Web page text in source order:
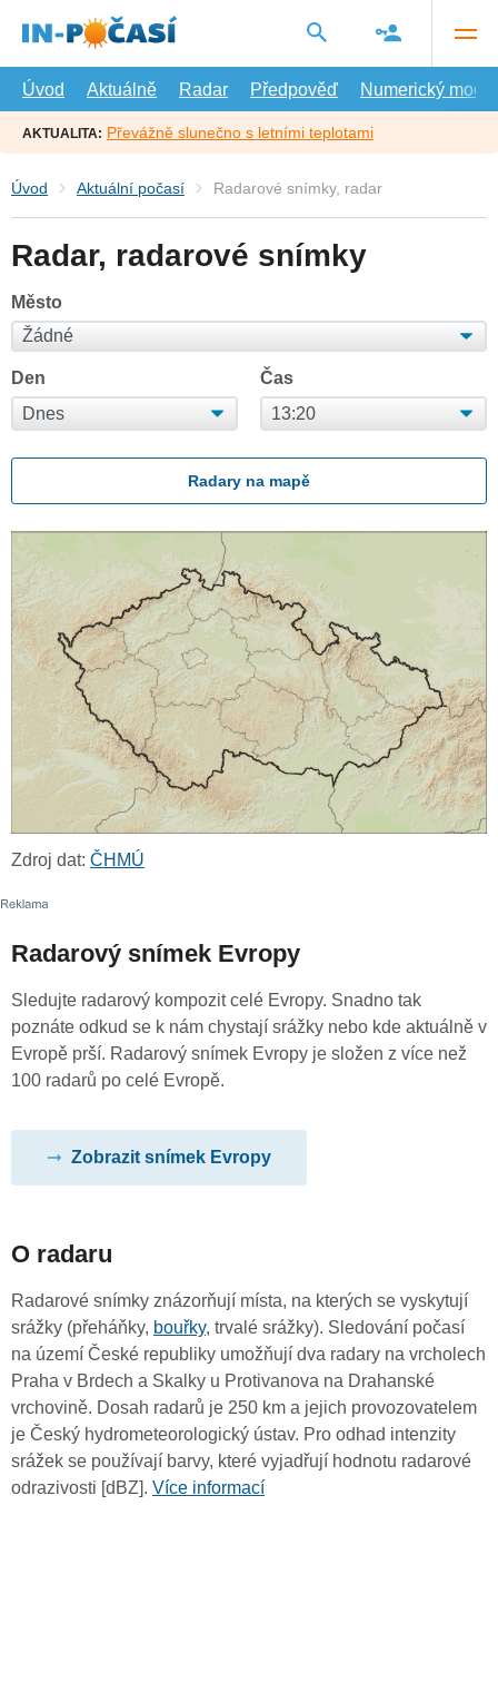
hlavní
Úvod
Aktuálně Radar Předpověď Numerický model
AKTUALITA: Převážně slunečno s letními teplotami
Úvod Aktuální počasí Radarové snímky, radar
Radar, radarové snímky
Město
Den Čas
Radary na mapě
Zdroj dat: ČHMÚ
Radarový snímek Evropy
Sledujte radarový kompozit celé Evropy. Snadno tak
poznáte odkud se k nám chystají srážky nebo kde aktuálně v
Evropě prší. Radarový snímek Evropy je složen z více než
100 radarů po celé Evropě.
Zobrazit snímek Evropy
O radaru
Radarové snímky znázorňují místa, na kterých se vyskytují
srážky (přeháňky, bouřky, trvalé srážky). Sledování počasí
na území České republiky umožňují dva radary na vrcholech
Praha v Brdech a Skalky u Protivanova na Drahanské
vrchovině. Dosah radarů je 250 km a jejich provozovatelem
je Český hydrometeorologický ústav. Pro odhad intenzity
srážek se používají barvy, které vyjadřují hodnotu radarové
odrazivosti [dBZ]. Více informací